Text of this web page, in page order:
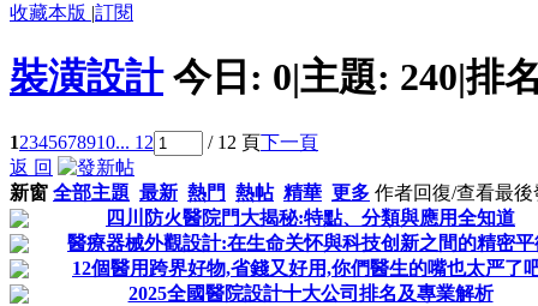
收藏本版 |訂閱
裝潢設計 今日: 0|主題: 240|排
12345678910... 12 / 12 頁下一頁
返 回
新窗 全部主題 最新 熱門 熱帖 精華 更多 作者回復/查看最後
四川防火醫院門大揭秘:特點、分類與應用全知道
醫療器械外觀設計:在生命关怀與科技创新之間的精密平
12個醫用跨界好物,省錢又好用,你們醫生的嘴也太严了
2025全國醫院設計十大公司排名及專業解析